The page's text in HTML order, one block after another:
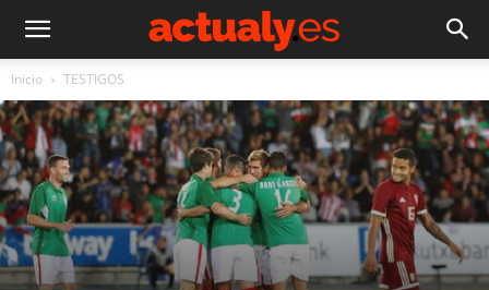
Inicio TESTIGOS